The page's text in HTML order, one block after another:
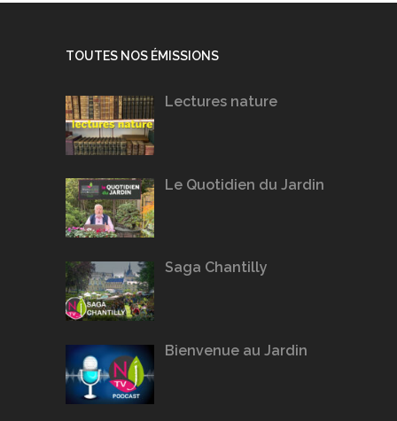
TOUTES NOS ÉMISSIONS
Lectures nature
Le Quotidien du Jardin
Saga Chantilly
Bienvenue au Jardin